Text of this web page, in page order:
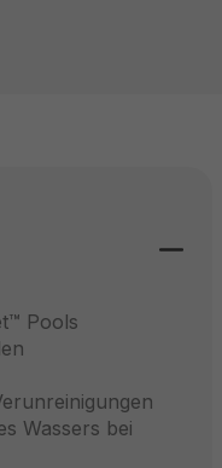
Pools
Wassers bei